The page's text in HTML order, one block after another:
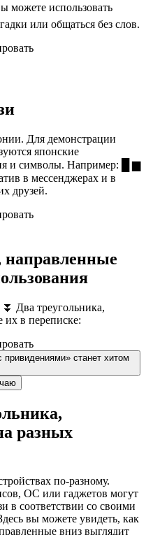
можете использовать
или общаться без слов.
Для демонстрации
японские
и символы. Например: █ ▆
в мессенджерах и в
друзей.
направленные
Два треугольника,
их в переписке:
станет хитом
разных
по-разному.
ОС или гаджетов могут
в соответствии со своими
вы можете увидеть, как
вниз выглядит